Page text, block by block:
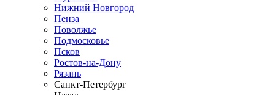
Нижний Новгород
Пенза
Поволжье
Подмосковье
Псков
Ростов-на-Дону
Рязань
Санкт-Петербург